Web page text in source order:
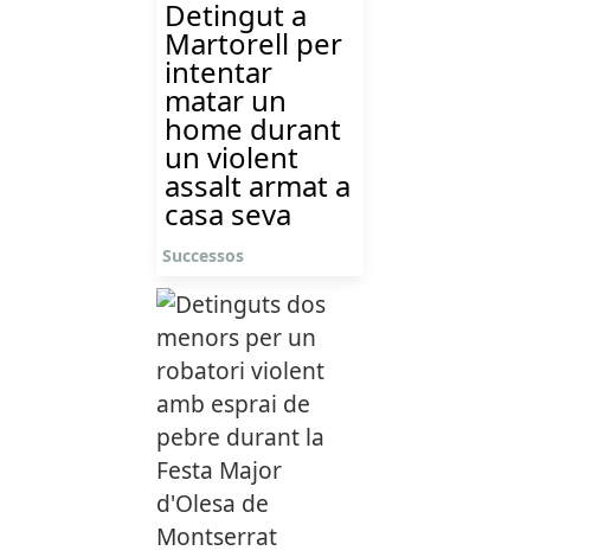
Detingut a
Martorell per
intentar
matar un
home durant
un violent
assalt armat a
casa seva
Successos